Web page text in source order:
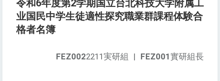
令和6年度第2学期国立台北科技大学附属工
业国民中学生徒適性探究職業群課程体験合
格者名簿
FEZ001實研組長
FEZ0022211実研組 |